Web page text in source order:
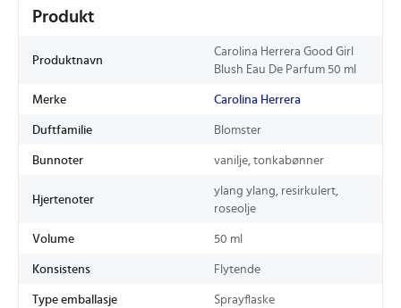
Produkt
Produktnavn
Carolina Herrera Good Girl
Blush Eau De Parfum 50 ml
Merke Carolina Herrera
Duftfamilie Blomster
Bunnoter vanilje, tonkabønner
Hjertenoter
ylang ylang, resirkulert,
roseolje
Volume 50 ml
Konsistens Flytende
Type emballasje Sprayflaske